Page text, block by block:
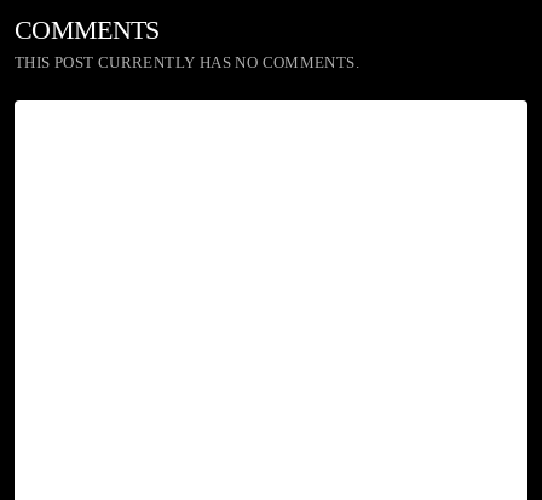
COMMENTS
THIS POST CURRENTLY HAS NO COMMENTS.